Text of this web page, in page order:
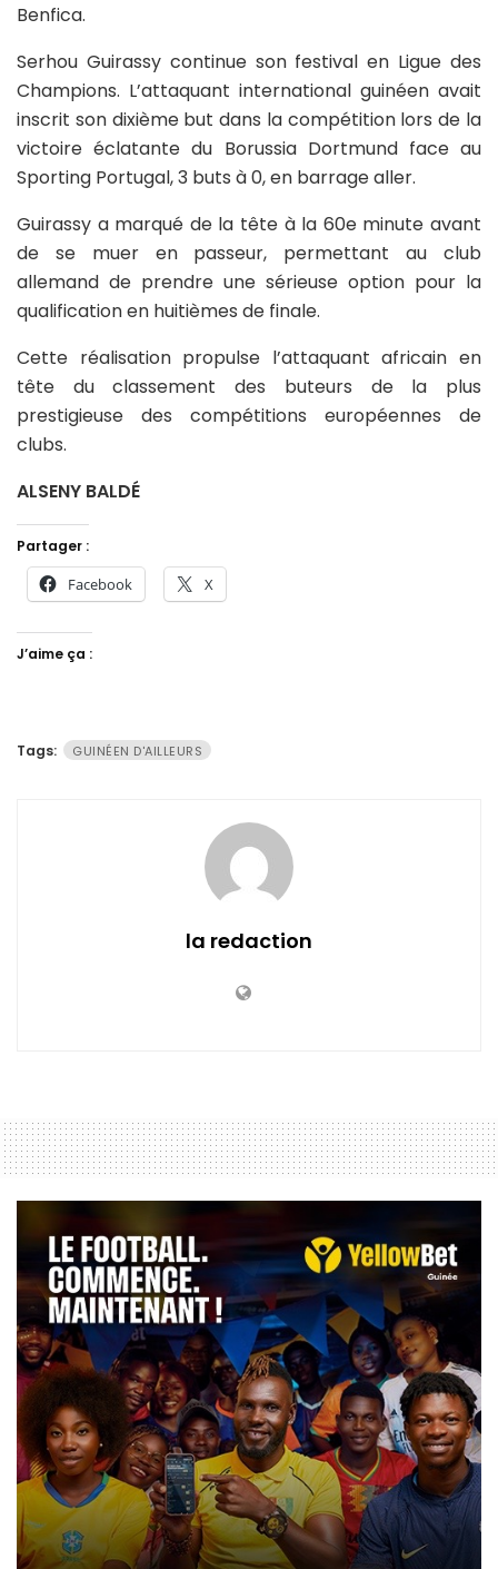
Benfica.
Serhou Guirassy continue son festival en Ligue des
Champions. L’attaquant international guinéen avait
inscrit son dixième but dans la compétition lors de la
victoire éclatante du Borussia Dortmund face au
Sporting Portugal, 3 buts à 0, en barrage aller.
Guirassy a marqué de la tête à la 60e minute avant
de se muer en passeur, permettant au club
allemand de prendre une sérieuse option pour la
qualification en huitièmes de finale.
Cette réalisation propulse l’attaquant africain en
tête du classement des buteurs de la plus
prestigieuse des compétitions européennes de
clubs.
ALSENY BALDÉ
Partager :
Facebook X
J’aime ça :
Tags: GUINÉEN D'AILLEURS
la redaction